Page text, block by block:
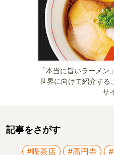
「本当に旨いラーメ
世界に向けて紹介する
サ
記事をさがす
#喫茶店 #高円寺